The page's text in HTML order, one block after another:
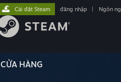
CỬA HÀNG
Cài đặt Steam đăng nhập Ngôn